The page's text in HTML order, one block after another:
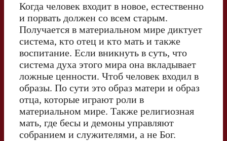
Когда человек входит в новое, естественно
и порвать должен со всем старым.
Получается в материальном мире диктует
система, кто отец и кто мать и также
воспитание. Если вникнуть в суть, что
система духа этого мира она вкладывает
ложные ценности. Чтоб человек входил в
образы. По сути это образ матери и образ
отца, которые играют роли в
материальном мире. Также религиозная
мать, где бесы и демоны управляют
собранием и служителями, а не Бог.